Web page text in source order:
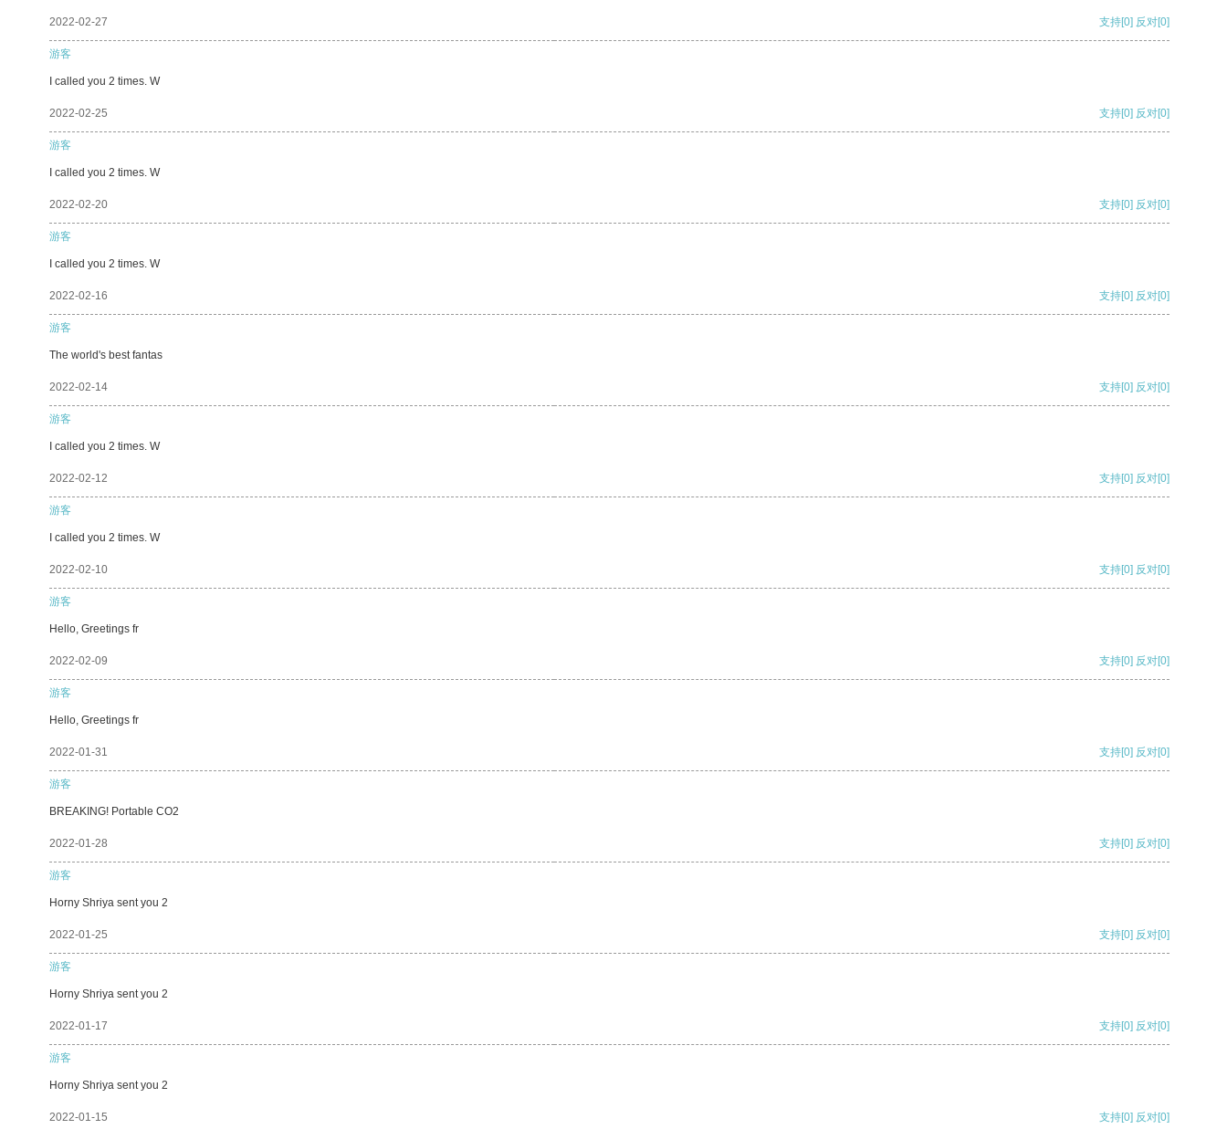
2022-02-27 支持[0] 反对[0]
游客
I called you 2 times. W
2022-02-25 支持[0] 反对[0]
游客
I called you 2 times. W
2022-02-20 支持[0] 反对[0]
游客
I called you 2 times. W
2022-02-16 支持[0] 反对[0]
游客
The world's best fantas
2022-02-14 支持[0] 反对[0]
游客
I called you 2 times. W
2022-02-12 支持[0] 反对[0]
游客
I called you 2 times. W
2022-02-10 支持[0] 反对[0]
游客
Hello, Greetings fr
2022-02-09 支持[0] 反对[0]
游客
Hello, Greetings fr
2022-01-31 支持[0] 反对[0]
游客
BREAKING! Portable CO2
2022-01-28 支持[0] 反对[0]
游客
Horny Shriya sent you 2
2022-01-25 支持[0] 反对[0]
游客
Horny Shriya sent you 2
2022-01-17 支持[0] 反对[0]
游客
Horny Shriya sent you 2
2022-01-15 支持[0] 反对[0]